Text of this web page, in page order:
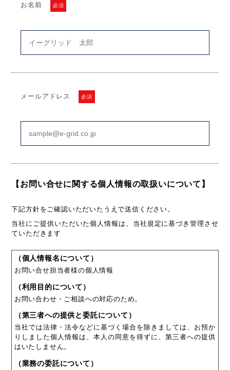
お名前 必須
メールアドレス 必須
【お問い合せに関する個人情報の取扱いについて】
下記方針をご確認いただいたうえで送信ください。
当社にご提供いただいた個人情報は、当社規定に基づき管理させ
ていただきます
（個人情報名について）
お問い合せ担当者様の個人情報
（利用目的について）
お問い合わせ・ご相談への対応のため。
（第三者への提供と委託について）
当社では法律・法令などに基づく場合を除きましては、お預か
りしました個人情報は、本人の同意を得ずに、第三者への提供
はいたしません。
（業務の委託について）